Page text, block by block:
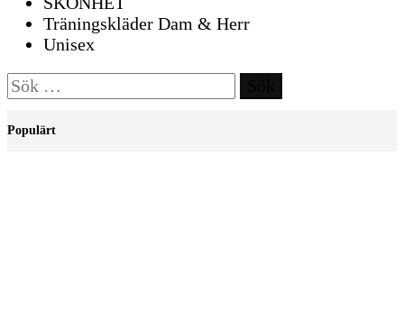
Träningskläder Dam & Herr
Unisex
Sök
efter:
Populärt